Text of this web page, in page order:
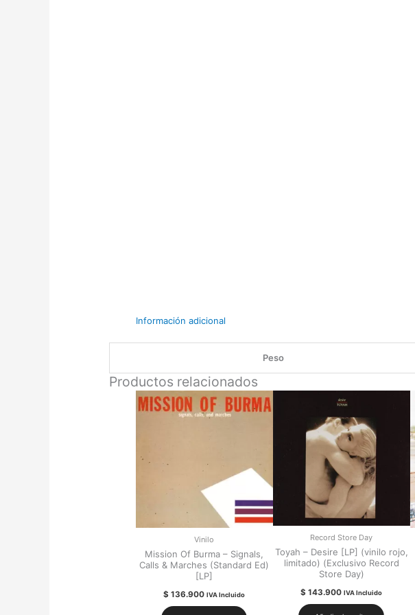
Información adicional
Peso
Productos relacionados
Vinilo
Mission Of Burma – Signals,
Calls & Marches (Standard Ed)
[LP]
$ 136.900 IVA Incluido
Record Store Day
Toyah – Desire [LP] (vinilo rojo,
limitado) (Exclusivo Record
Store Day)
$ 143.900 IVA Incluido